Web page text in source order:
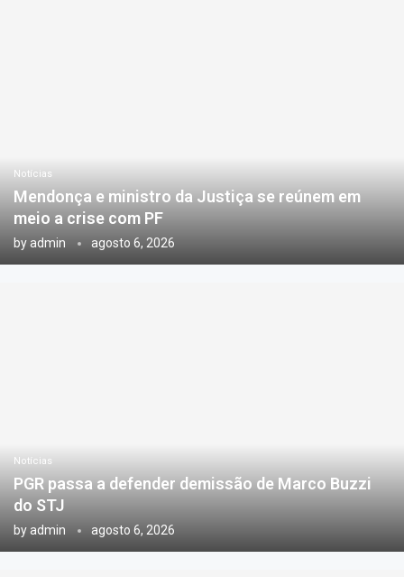
Notícias
Mendonça e ministro da Justiça se reúnem em
meio a crise com PF
byadmin agosto 6, 2026
Notícias
PGR passa a defender demissão de Marco Buzzi
do STJ
byadmin agosto 6, 2026